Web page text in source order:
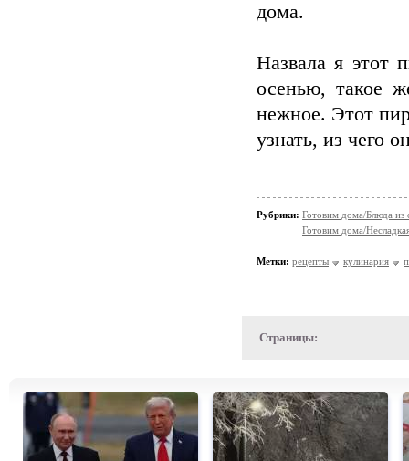
дома.
Назвала я этот
осенью, такое
нежное. Этот
узнать, из чего
Рубрики: Готовим дома/Блюда из
Готовим дома/
Метки: рецепты кулинария
Страницы: